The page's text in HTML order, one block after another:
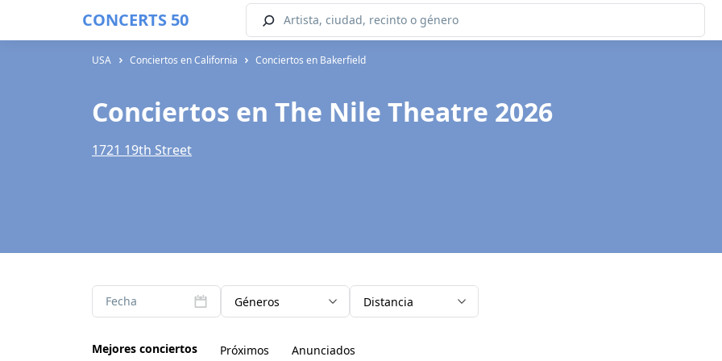
CONCERTS 50
USA Conciertos en California Conciertos en Bakerfield
Conciertos en The Nile Theatre 2026
1721 19th Street
Fecha Géneros Distancia
Mejores conciertos Próximos Anunciados